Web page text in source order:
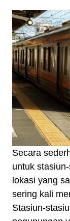
Secara
untuk
lokasi yang
sering kali
Stasiun-